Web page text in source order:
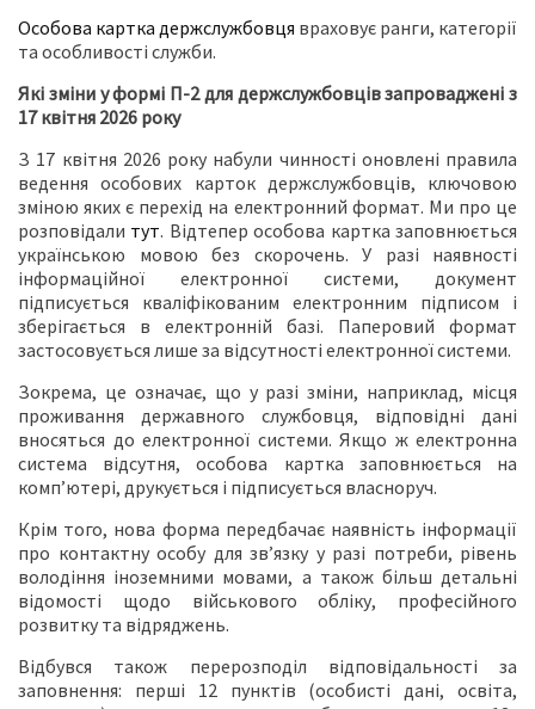
Особова картка держслужбовця враховує ранги, категорії
та особливості служби.
Які зміни у формі П-2 для держслужбовців запроваджені з
17 квітня 2026 року
З 17 квітня 2026 року набули чинності оновлені правила
ведення особових карток держслужбовців, ключовою
зміною яких є перехід на електронний формат. Ми про це
розповідали тут. Відтепер особова картка заповнюється
українською мовою без скорочень. У разі наявності
інформаційної електронної системи, документ
підписується кваліфікованим електронним підписом і
зберігається в електронній базі. Паперовий формат
застосовується лише за відсутності електронної системи.
Зокрема, це означає, що у разі зміни, наприклад, місця
проживання державного службовця, відповідні дані
вносяться до електронної системи. Якщо ж електронна
система відсутня, особова картка заповнюється на
комп’ютері, друкується і підписується власноруч.
Крім того, нова форма передбачає наявність інформації
про контактну особу для зв’язку у разі потреби, рівень
володіння іноземними мовами, а також більш детальні
відомості щодо військового обліку, професійного
розвитку та відряджень.
Відбувся також перерозподіл відповідальності за
заповнення: перші 12 пунктів (особисті дані, освіта,